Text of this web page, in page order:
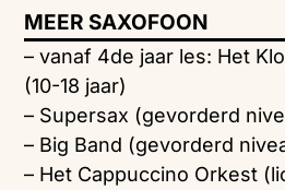
MEER SAXOFOON
– vanaf 4de jaar les: Het
(10-18 jaar)
– Supersax (gevorderd
– Big Band (gevorderd
– Het Cappuccino Orkest